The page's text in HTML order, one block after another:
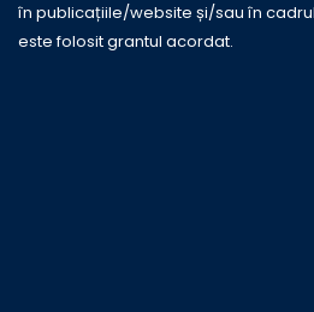
în publicațiile/website și/sau în
este folosit grantul acordat.